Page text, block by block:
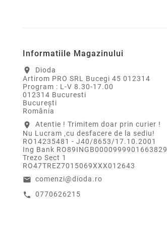
Informatiile Magazinului
location_on
Dioda
Artirom PRO SRL Bucegi 45 012314
Program : L-V 8.30-17.00
012314 Bucuresti
Bucureşti
România
location_on
Atentie ! Trimitem doar prin curier !
Nu Lucram ,cu desfacere de la sediu!
RO14235481 - J40/8653/17.10.2001
Ing Bank RO89INGB0000999901663829
Trezo Sect 1
RO47TREZ7015069XXX012643
email comenzi@dioda.ro
call 0770626215